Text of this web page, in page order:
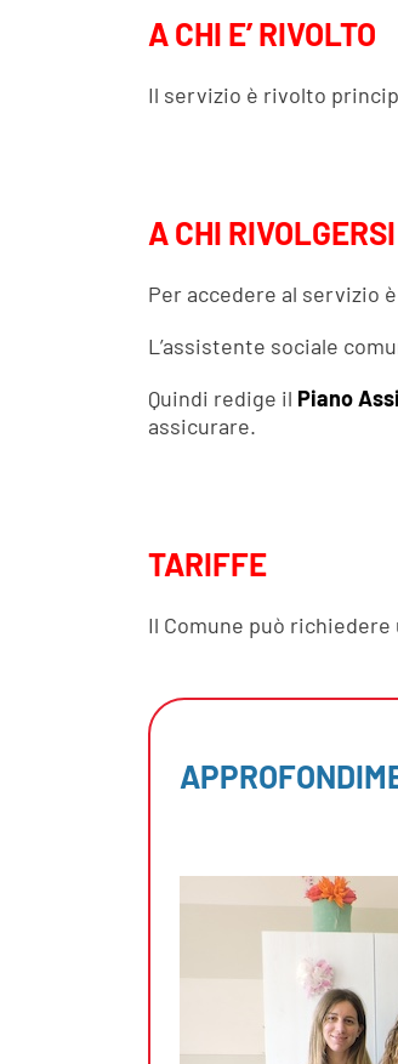
A CHI E’ RIVOLTO
Il servizio è rivolto
A CHI RIVOLGERSI
Per accedere al servizio
L’assistente sociale
Quindi redige il Piano
assicurare.
TARIFFE
Il Comune può